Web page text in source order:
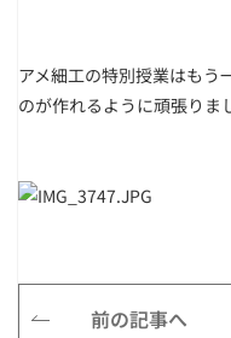
アメ細工の特別授業はもう
のが作れるように頑張りま
前の記事へ